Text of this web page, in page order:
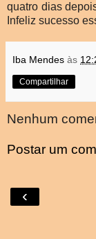
quatro dias
Infeliz sucesso
Iba Mendes às
Compartilhar
Nenhum
Postar um
‹